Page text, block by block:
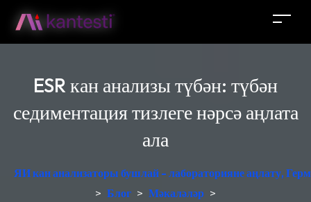
ESR кан анализы түбән: түбән
седиментация тизлеге нәрсә аңлата
ала
ЯИ кан анализаторы бушлай - лабораторияне аңлату,
> Блог > Мәкаләләр >